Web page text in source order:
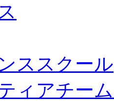
ススクール
ィアチー